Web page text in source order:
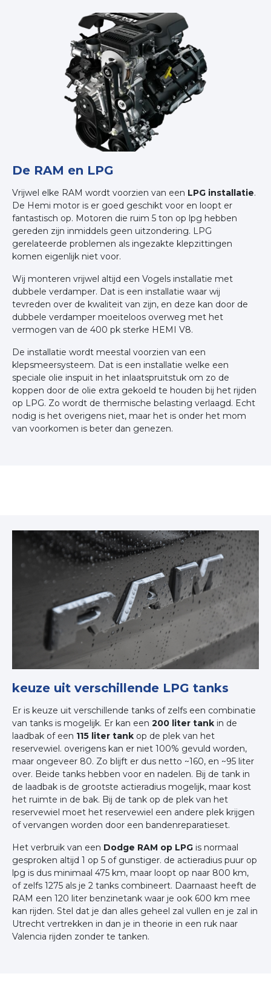
De RAM en LPG
Vrijwel elke RAM wordt voorzien van een LPG installatie.
De Hemi motor is er goed geschikt voor en loopt er
fantastisch op. Motoren die ruim 5 ton op lpg hebben
gereden zijn inmiddels geen uitzondering. LPG
gerelateerde problemen als ingezakte klepzittingen
komen eigenlijk niet voor.
Wij monteren vrijwel altijd een Vogels installatie met
dubbele verdamper. Dat is een installatie waar wij
tevreden over de kwaliteit van zijn, en deze kan door de
dubbele verdamper moeiteloos overweg met het
vermogen van de 400 pk sterke HEMI V8.
De installatie wordt meestal voorzien van een
klepsmeersysteem. Dat is een installatie welke een
speciale olie inspuit in het inlaatspruitstuk om zo de
koppen door de olie extra gekoeld te houden bij het rijden
op LPG. Zo wordt de thermische belasting verlaagd. Echt
nodig is het overigens niet, maar het is onder het mom
van voorkomen is beter dan genezen.
keuze uit verschillende LPG tanks
Er is keuze uit verschillende tanks of zelfs een combinatie
van tanks is mogelijk. Er kan een 200 liter tank in de
laadbak of een 115 liter tank op de plek van het
reservewiel. overigens kan er niet 100% gevuld worden,
maar ongeveer 80. Zo blijft er dus netto ~160, en ~95 liter
over. Beide tanks hebben voor en nadelen. Bij de tank in
de laadbak is de grootste actieradius mogelijk, maar kost
het ruimte in de bak. Bij de tank op de plek van het
reservewiel moet het reservewiel een andere plek krijgen
of vervangen worden door een bandenreparatieset.
Het verbruik van een Dodge RAM op LPG is normaal
gesproken altijd 1 op 5 of gunstiger. de actieradius puur op
lpg is dus minimaal 475 km, maar loopt op naar 800 km,
of zelfs 1275 als je 2 tanks combineert. Daarnaast heeft de
RAM een 120 liter benzinetank waar je ook 600 km mee
kan rijden. Stel dat je dan alles geheel zal vullen en je zal in
Utrecht vertrekken in dan je in theorie in een ruk naar
Valencia rijden zonder te tanken.